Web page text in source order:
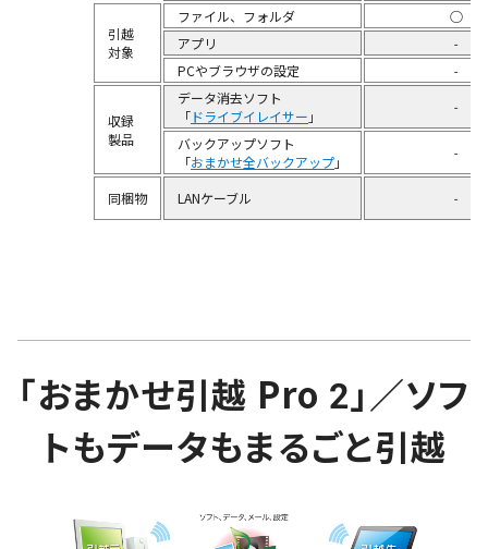
引越
対象
ファイル、フォルダ
○
アプリ
-
PCやブラウザの設定
-
収録
製品
データ消去ソフト
「ドライブイレイサー 」
-
バックアップソフト
「おまかせ全バックアップ」
-
同梱物 LANケーブル -
「おまかせ引越 Pro 2」／ソフ
トもデータもまるごと引越